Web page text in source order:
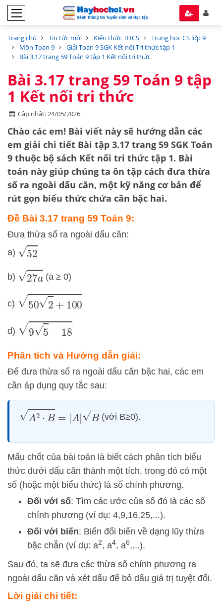
Trang chủ Tin tức mới Kiến thức THCS
Trung học CS lớp 9
Môn Toán 9
Giải Toán 9 SGK Kết nối Tri thức tập 1
Bài 3.17 trang 59 Toán 9 tập 1 Kết nối tri thức
Bài 3.17 trang 59 Toán 9 tập
1 Kết nối tri thức
Cập nhật: 24/05/2026
Chào các em! Bài viết này sẽ hướng dẫn các
em giải chi tiết Bài tập 3.17 trang 59 SGK Toán
9 thuộc bộ sách Kết nối tri thức tập 1. Bài
toán này giúp chúng ta ôn tập cách đưa thừa
số ra ngoài dấu căn, một kỹ năng cơ bản để
rút gọn biểu thức chứa căn bậc hai.
Đề Bài 3.17 trang 59 Toán 9:
Đưa thừa số ra ngoài dấu căn:
a) 52
b) 27a (a ≥ 0)
c) 502+100
d) 95−18
Phân tích và Hướng dẫn giải:
Để đưa thừa số ra ngoài dấu căn bậc hai, các em
cần áp dụng quy tắc sau:
A2⋅B = |A |B (với B≥0).
Mấu chốt của bài toán là biết cách phân tích biểu
thức dưới dấu căn thành một tích, trong đó có một
số (hoặc một biểu thức) là số chính phương.
Đối với số: Tìm các ước của số đó là các số
chính phương (ví dụ: 4,9,16,25,...).
Đối với biến: Biến đổi biến về dạng lũy thừa
bậc chẵn (ví dụ: a2, a4, a6,...).
Sau đó, ta sẽ đưa các thừa số chính phương ra
ngoài dấu căn và xét dấu để bỏ dấu giá trị tuyệt đối.
Lời giải chi tiết: